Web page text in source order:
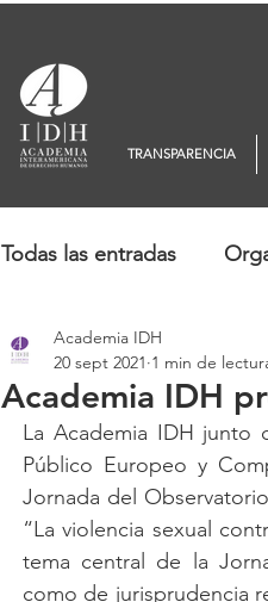
Todas las entradas
Europa Oceanía
Academia IDH
Academia IDH
20 sept 2021 1 min de
La Academia IDH junto
Público Europeo y
Jornada del
“La violencia sexual
tema central de la
como de jurisprudencia
TRANSPARENCIA